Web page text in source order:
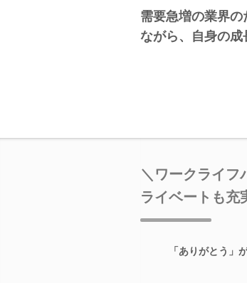
需要急増の業界
ながら、自身の成
＼ワークライフ
ライベートも充
「ありがとう」